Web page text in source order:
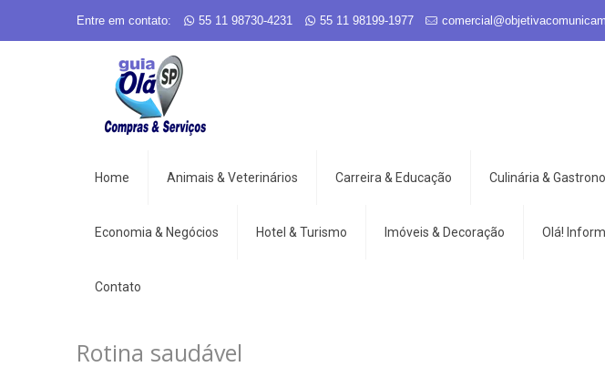
Entre em contato: 55 11 98730-4231 55 11 98199-1977
Home Animais & Veterinários Carreira & Educação Culinária &
Economia & Negócios Hotel & Turismo Imóveis & Decoração Olá!
Contato
Rotina saudável